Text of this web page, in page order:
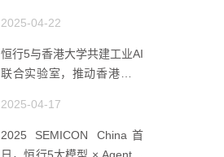
2025-04-22
恒行5与香港大学共建工业AI
联合实验室，推动香港成为
2025-04-17
2025 SEMICON China首